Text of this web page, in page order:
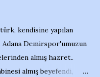
kendisine yapılan
Demirspor'umuzun
almış hazret..
almış beyefendi,